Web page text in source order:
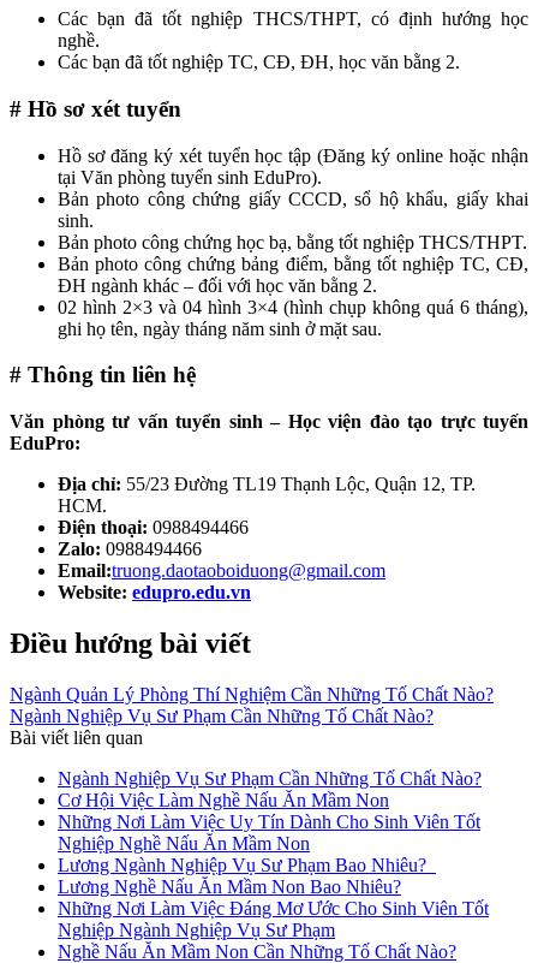
Các bạn đã tốt nghiệp THCS/THPT, có định hướng học
nghề.
Các bạn đã tốt nghiệp TC, CĐ, ĐH, học văn bằng 2.
# Hồ sơ xét tuyển
Hồ sơ đăng ký xét tuyển học tập (Đăng ký online hoặc nhận
tại Văn phòng tuyển sinh EduPro).
Bản photo công chứng giấy CCCD, sổ hộ khẩu, giấy khai
sinh.
Bản photo công chứng học bạ, bằng tốt nghiệp THCS/THPT.
Bản photo công chứng bảng điểm, bằng tốt nghiệp TC, CĐ,
ĐH ngành khác – đối với học văn bằng 2.
02 hình 2×3 và 04 hình 3×4 (hình chụp không quá 6 tháng),
ghi họ tên, ngày tháng năm sinh ở mặt sau.
# Thông tin liên hệ
Văn phòng tư vấn tuyển sinh – Học viện đào tạo trực tuyến
EduPro:
Địa chỉ: 55/23 Đường TL19 Thạnh Lộc, Quận 12, TP.
HCM.
Điện thoại: 0988494466
Zalo: 0988494466
Email:truong.daotaoboiduong@gmail.com
Website: edupro.edu.vn
Điều hướng bài viết
Ngành Quản Lý Phòng Thí Nghiệm Cần Những Tố Chất Nào?
Ngành Nghiệp Vụ Sư Phạm Cần Những Tố Chất Nào?
Bài viết liên quan
Ngành Nghiệp Vụ Sư Phạm Cần Những Tố Chất Nào?
Cơ Hội Việc Làm Nghề Nấu Ăn Mầm Non
Những Nơi Làm Việc Uy Tín Dành Cho Sinh Viên Tốt
Nghiệp Nghề Nấu Ăn Mầm Non
Lương Ngành Nghiệp Vụ Sư Phạm Bao Nhiêu?
Lương Nghề Nấu Ăn Mầm Non Bao Nhiêu?
Những Nơi Làm Việc Đáng Mơ Ước Cho Sinh Viên Tốt
Nghiệp Ngành Nghiệp Vụ Sư Phạm
Nghề Nấu Ăn Mầm Non Cần Những Tố Chất Nào?